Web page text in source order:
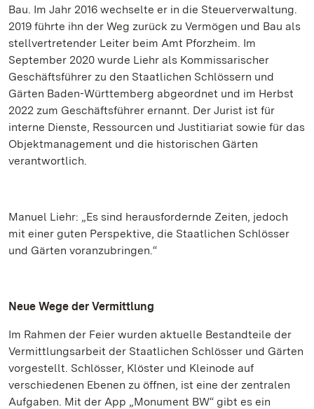
Bau. Im Jahr 2016 wechselte er in die Steuerverwaltung.
2019 führte ihn der Weg zurück zu Vermögen und Bau als
stellvertretender Leiter beim Amt Pforzheim. Im
September 2020 wurde Liehr als Kommissarischer
Geschäftsführer zu den Staatlichen Schlössern und
Gärten Baden-Württemberg abgeordnet und im Herbst
2022 zum Geschäftsführer ernannt. Der Jurist ist für
interne Dienste, Ressourcen und Justitiariat sowie für das
Objektmanagement und die historischen Gärten
verantwortlich.
Manuel Liehr: „Es sind herausfordernde Zeiten, jedoch
mit einer guten Perspektive, die Staatlichen Schlösser
und Gärten voranzubringen.“
Neue Wege der Vermittlung
Im Rahmen der Feier wurden aktuelle Bestandteile der
Vermittlungsarbeit der Staatlichen Schlösser und Gärten
vorgestellt. Schlösser, Klöster und Kleinode auf
verschiedenen Ebenen zu öffnen, ist eine der zentralen
Aufgaben. Mit der App „Monument BW“ gibt es ein